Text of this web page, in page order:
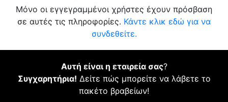
Μόνο οι εγγεγραμμένοι χρήστες έχουν πρόσβαση
σε αυτές τις πληροφορίες. Κάντε κλικ εδώ για να
συνδεθείτε.
Αυτή είναι η εταιρεία σας?
Συγχαρητήρια! Δείτε πώς μπορείτε να λάβετε το
πακέτο βραβείων!